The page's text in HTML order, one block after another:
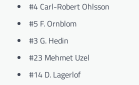
#4 Carl-Robert Ohlsson
#5 F. Ornblom
#3 G. Hedin
#23 Mehmet Uzel
#14 D. Lagerlof